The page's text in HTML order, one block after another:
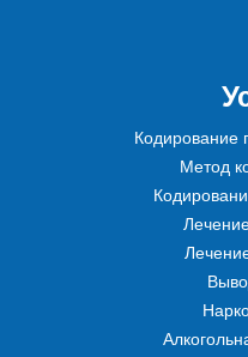
Кодирование
Метод